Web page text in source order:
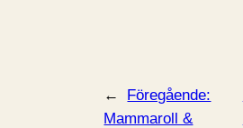
←
Föregående:
Mammaroll &